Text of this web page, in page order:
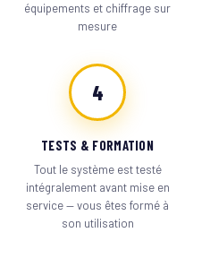
équipements et chiffrage sur
mesure
4
TESTS & FORMATION
Tout le système est testé
intégralement avant mise en
service — vous êtes formé à
son utilisation